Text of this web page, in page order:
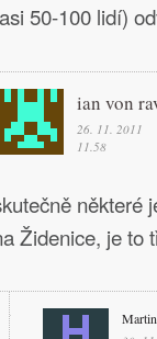
50-100 lidí)
ian von
26. 11. 2011
11.58
některé
Židenice, je to
Martin